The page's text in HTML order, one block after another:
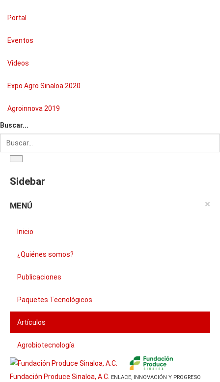
Portal
Eventos
Videos
Expo Agro Sinaloa 2020
Agroinnova 2019
Buscar...
Sidebar
×
MENÚ
Inicio
¿Quiénes somos?
Publicaciones
Paquetes Tecnológicos
Artículos
Agrobiotecnología
Fundación Produce Sinaloa, A.C. ENLACE, INNOVACIÓN Y PROGRESO